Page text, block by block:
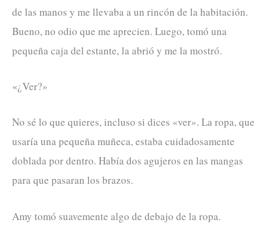
de las manos y me llevaba a un rincón de la habitación.
Bueno, no odio que me aprecien. Luego, tomó una
pequeña caja del estante, la abrió y me la mostró.
«¿Ver?»
No sé lo que quieres, incluso si dices «ver». La ropa, que
usaría una pequeña muñeca, estaba cuidadosamente
doblada por dentro. Había dos agujeros en las mangas
para que pasaran los brazos.
Amy tomó suavemente algo de debajo de la ropa.